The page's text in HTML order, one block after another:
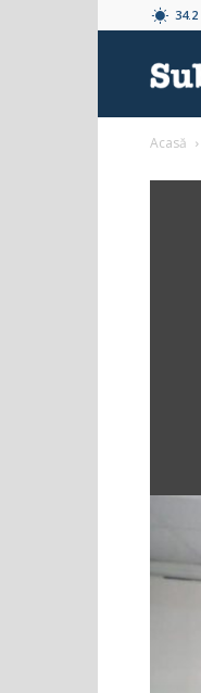
34.2
Acasă